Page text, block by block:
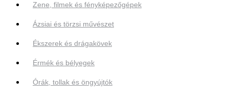
Zene, filmek és fényképezőgépek
Ázsiai és törzsi művészet
Ékszerek és drágakövek
Érmék és bélyegek
Órák, tollak és öngyújtók